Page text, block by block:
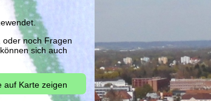
, oder noch Fragen
sich auch
auf Karte zeigen